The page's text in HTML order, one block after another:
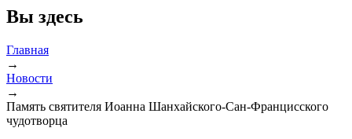
Вы здесь
Главная
→
Новости
→
Память святителя Иоанна Шанхайского-Сан-Францисского
чудотворца